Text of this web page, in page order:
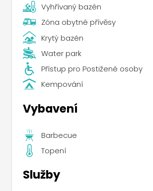
Vyhřívaný bazén
Zóna obytné přívěsy
Krytý bazén
Water park
Přístup pro Postižené osoby
Kempování
Vybavení
Barbecue
Topení
Služby